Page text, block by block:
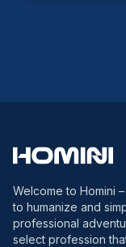
Welcome to Homini
to humanize and
professional
select profession